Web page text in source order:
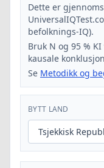
Dette er
befolknings-IQ).
Bruk N og 95 %
kausale
Se Metodikk og
BYTT LAND